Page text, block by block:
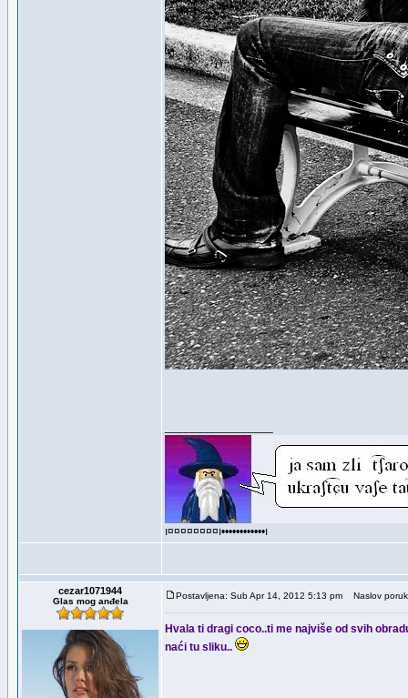
ı¤¤¤¤¤¤¤¤ı••••••••••••ı
cezar1071944
Glas mog anđela
Postavljena: Sub Apr 14, 2012 5:13 pm Naslov
Hvala ti dragi coco..ti me najviše od svih
naći tu sliku..